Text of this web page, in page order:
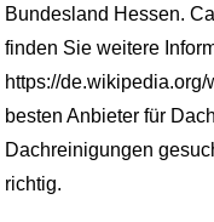
Bundesland Hessen.
finden Sie weitere
https://
besten Anbieter für
Dachreinigungen
richtig.